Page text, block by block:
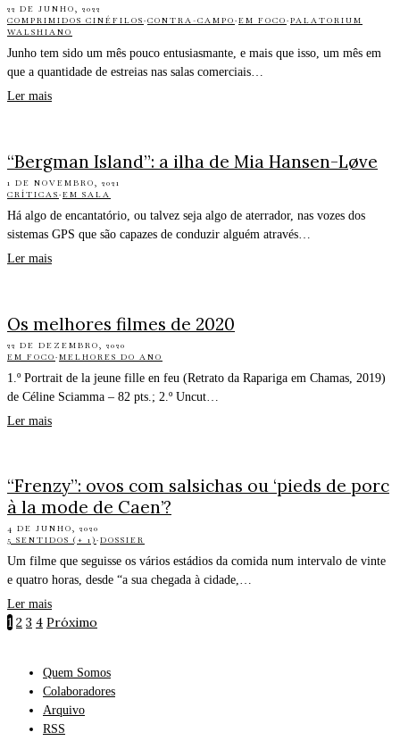
22 DE JUNHO, 2022
COMPRIMIDOS CINÉFILOS·CONTRA-CAMPO·EM FOCO·PALATORIUM
WALSHIANO
Junho tem sido um mês pouco entusiasmante, e mais que isso, um mês em
que a quantidade de estreias nas salas comerciais…
Ler mais
“Bergman Island”: a ilha de Mia Hansen-Løve
1 DE NOVEMBRO, 2021
CRÍTICAS·EM SALA
Há algo de encantatório, ou talvez seja algo de aterrador, nas vozes dos
sistemas GPS que são capazes de conduzir alguém através…
Ler mais
Os melhores filmes de 2020
22 DE DEZEMBRO, 2020
EM FOCO·MELHORES DO ANO
1.º Portrait de la jeune fille en feu (Retrato da Rapariga em Chamas, 2019)
de Céline Sciamma – 82 pts.; 2.º Uncut…
Ler mais
“Frenzy”: ovos com salsichas ou ‘pieds de porc
à la mode de Caen’?
4 DE JUNHO, 2020
5 SENTIDOS (+ 1)·DOSSIER
Um filme que seguisse os vários estádios da comida num intervalo de vinte
e quatro horas, desde “a sua chegada à cidade,…
Ler mais
1 2 3 4 Próximo
Quem Somos
Colaboradores
Arquivo
RSS